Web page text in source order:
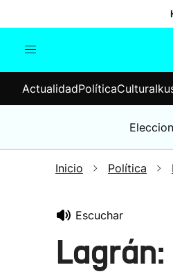
ActualidadPolíticaCultura
Inicio Política
Escuchar